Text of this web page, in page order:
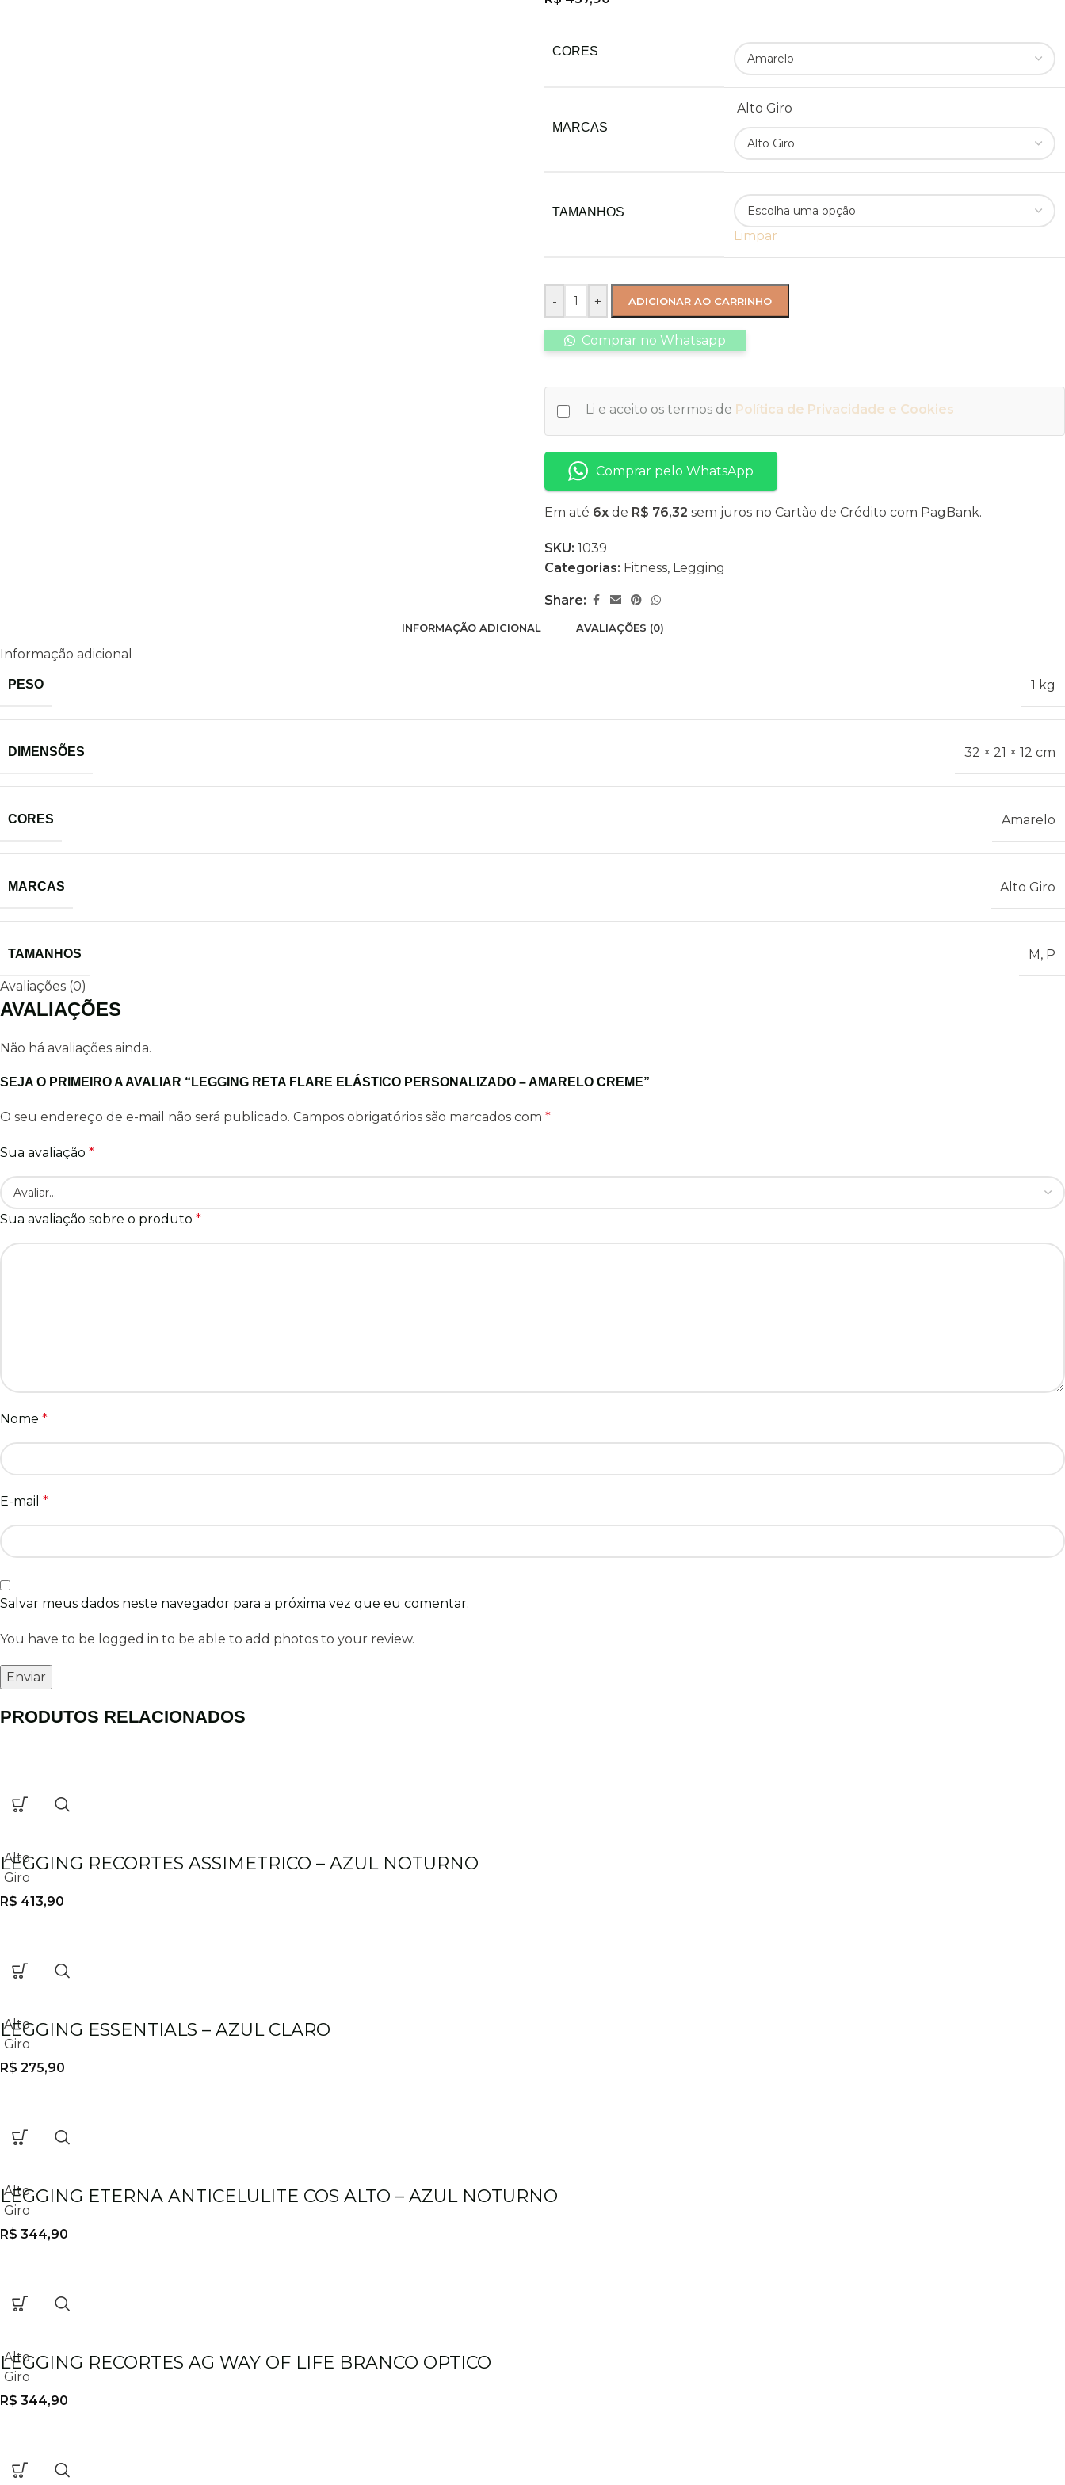
CORES
MARCAS
Alto Giro
TAMANHOS
Limpar
- + ADICIONAR AO CARRINHO
Comprar no Whatsapp
Li e aceito os termos de Política de Privacidade e Cookies
Comprar pelo WhatsApp
Em até 6x de R$ 76,32 sem juros no Cartão de Crédito com PagBank.
SKU: 1039
Categorias: Fitness, Legging
Share:
INFORMAÇÃO ADICIONAL AVALIAÇÕES (0)
Informação adicional
PESO 1 kg
DIMENSÕES 32 × 21 × 12 cm
CORES Amarelo
MARCAS Alto Giro
TAMANHOS M, P
Avaliações (0)
AVALIAÇÕES
Não há avaliações ainda.
SEJA O PRIMEIRO A AVALIAR “LEGGING RETA FLARE ELÁSTICO PERSONALIZADO – AMARELO CREME”
O seu endereço de e-mail não será publicado. Campos obrigatórios são marcados com *
Sua avaliação *
Sua avaliação sobre o produto *
Nome *
E-mail *
Salvar meus dados neste navegador para a próxima vez que eu comentar.
You have to be logged in to be able to add photos to your review.
PRODUTOS RELACIONADOS
Alto
Giro
LEGGING RECORTES ASSIMETRICO – AZUL NOTURNO
R$ 413,90
Alto
Giro
LEGGING ESSENTIALS – AZUL CLARO
R$ 275,90
Alto
Giro
LEGGING ETERNA ANTICELULITE COS ALTO – AZUL NOTURNO
R$ 344,90
Alto
Giro
LEGGING RECORTES AG WAY OF LIFE BRANCO OPTICO
R$ 344,90